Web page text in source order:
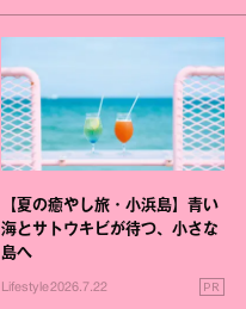
【夏の癒やし旅・小浜島】青い
海とサトウキビが待つ、小さな
島へ
Lifestyle2026.7.22 PR